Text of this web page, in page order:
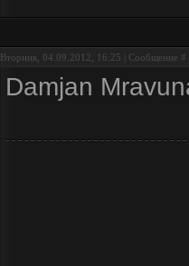
Вторник, 04.09.2012, 16:25 | Сообщение #
Damjan